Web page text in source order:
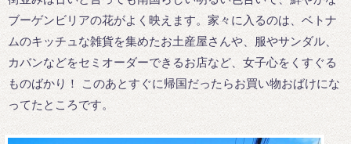
ブーゲンビリアの花がよく映えます。家々に入るのは、ベトナ
ムのキッチュな雑貨を集めたお土産屋さんや、服やサンダル、
カバンなどをセミオーダーできるお店など、女子心をくすぐる
ものばかり！ このあとすぐに帰国だったらお買い物おばけにな
ってたところです。